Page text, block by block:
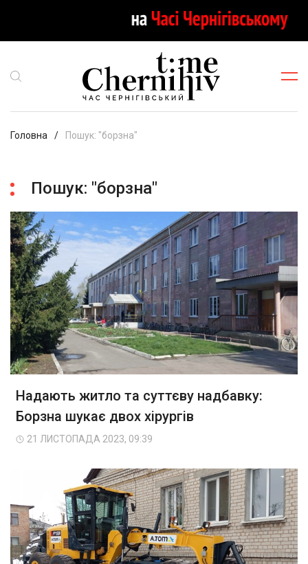
Головна Пошук: "борзна"
Пошук: "борзна"
Надають житло та суттєву надбавку:
Борзна шукає двох хірургів
21 ЛИСТОПАДА 2023, 09:39